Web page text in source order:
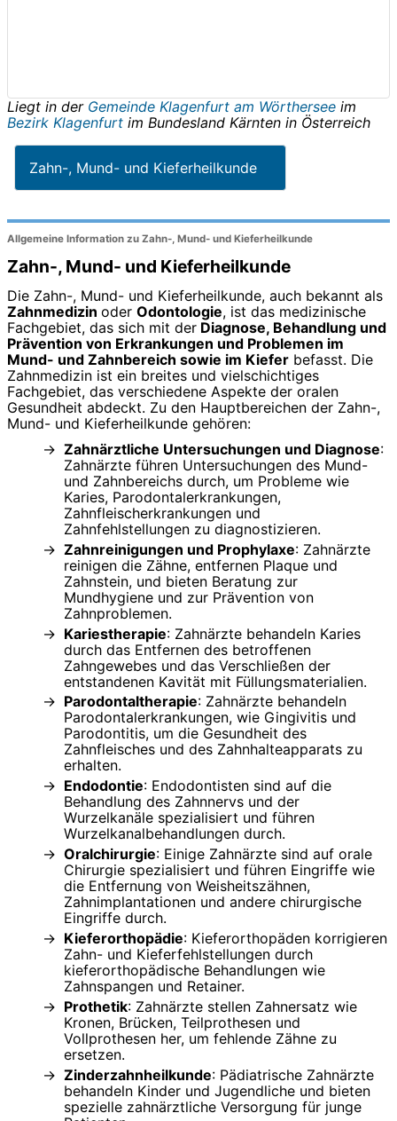
Liegt in der Gemeinde Klagenfurt am Wörthersee im
Bezirk Klagenfurt im Bundesland Kärnten in Österreich
Zahn-, Mund- und Kieferheilkunde
Allgemeine Information zu Zahn-, Mund- und Kieferheilkunde
Zahn-, Mund- und Kieferheilkunde
Die Zahn-, Mund- und Kieferheilkunde, auch bekannt als
Zahnmedizin oder Odontologie, ist das medizinische
Fachgebiet, das sich mit der Diagnose, Behandlung und
Prävention von Erkrankungen und Problemen im
Mund- und Zahnbereich sowie im Kiefer befasst. Die
Zahnmedizin ist ein breites und vielschichtiges
Fachgebiet, das verschiedene Aspekte der oralen
Gesundheit abdeckt. Zu den Hauptbereichen der Zahn-,
Mund- und Kieferheilkunde gehören:
Zahnärztliche Untersuchungen und Diagnose:
Zahnärzte führen Untersuchungen des Mund-
und Zahnbereichs durch, um Probleme wie
Karies, Parodontalerkrankungen,
Zahnfleischerkrankungen und
Zahnfehlstellungen zu diagnostizieren.
Zahnreinigungen und Prophylaxe: Zahnärzte
reinigen die Zähne, entfernen Plaque und
Zahnstein, und bieten Beratung zur
Mundhygiene und zur Prävention von
Zahnproblemen.
Kariestherapie: Zahnärzte behandeln Karies
durch das Entfernen des betroffenen
Zahngewebes und das Verschließen der
entstandenen Kavität mit Füllungsmaterialien.
Parodontaltherapie: Zahnärzte behandeln
Parodontalerkrankungen, wie Gingivitis und
Parodontitis, um die Gesundheit des
Zahnfleisches und des Zahnhalteapparats zu
erhalten.
Endodontie: Endodontisten sind auf die
Behandlung des Zahnnervs und der
Wurzelkanäle spezialisiert und führen
Wurzelkanalbehandlungen durch.
Oralchirurgie: Einige Zahnärzte sind auf orale
Chirurgie spezialisiert und führen Eingriffe wie
die Entfernung von Weisheitszähnen,
Zahnimplantationen und andere chirurgische
Eingriffe durch.
Kieferorthopädie: Kieferorthopäden korrigieren
Zahn- und Kieferfehlstellungen durch
kieferorthopädische Behandlungen wie
Zahnspangen und Retainer.
Prothetik: Zahnärzte stellen Zahnersatz wie
Kronen, Brücken, Teilprothesen und
Vollprothesen her, um fehlende Zähne zu
ersetzen.
Zinderzahnheilkunde: Pädiatrische Zahnärzte
behandeln Kinder und Jugendliche und bieten
spezielle zahnärztliche Versorgung für junge